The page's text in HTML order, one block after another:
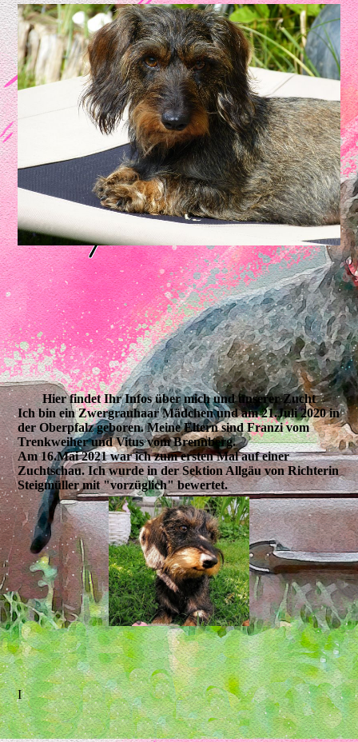
Hier findet Ihr Infos über mich und unserer Zucht
Ich bin ein Zwergrauhaar Mädchen und am 21.Juli 2020 in
der Oberpfalz geboren. Meine Eltern sind Franzi vom
Trenkweiher und Vitus vom Brennberg.
Am 16.Mai 2021 war ich zum ersten Mal auf einer
Zuchtschau. Ich wurde in der Sektion Allgäu von Richterin
Steigmüller mit "vorzüglich" bewertet.
I